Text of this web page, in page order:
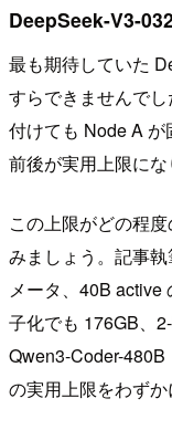
DeepSeek-V3-
最も期待していた
すらできませんで
付けても Node A
前後が実用上限にな
この上限がどの程
みましょう。記事
メータ、40B active
子化でも 176GB、
Qwen3-Coder-
の実用上限をわずか